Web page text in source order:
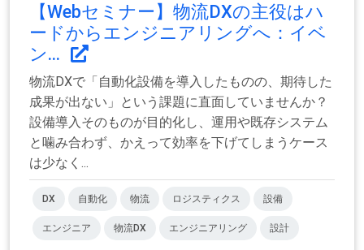
【Webセミナー】物流DXの主役はハ
ードからエンジニアリングへ：イベ
ン...
物流DXで「自動化設備を導入したものの、期待した
成果が出ない」という課題に直面していませんか？
設備導入そのものが目的化し、運用や既存システム
と噛み合わず、かえって効率を下げてしまうケース
は少なく...
DX 自動化 物流 ロジスティクス 設備
エンジニア 物流DX エンジニアリング 設計